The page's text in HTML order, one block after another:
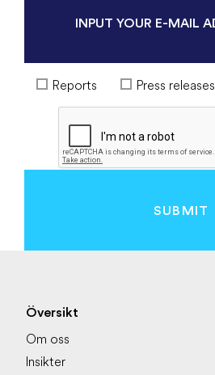
Reports Press releases
SUBMIT
Översikt
Om oss
Insikter